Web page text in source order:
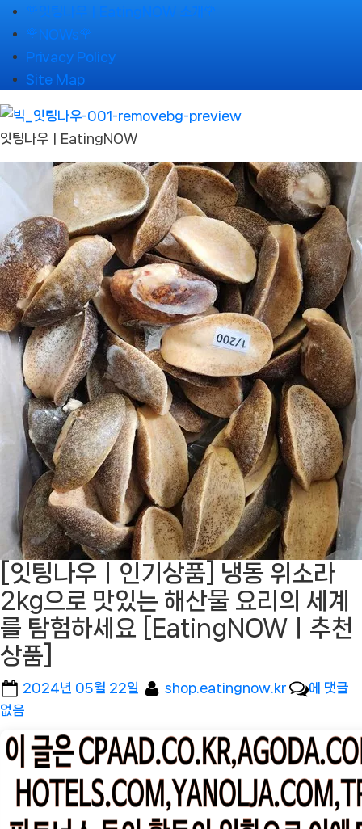
Skip
to
content
🌹잇팅나우ㅣEatingNOW 소개🌹
🌹NOWs🌹
Privacy Policy
Site Map
잇팅나우ㅣEatingNOW
[잇팅나우ㅣ인기상품] 냉동 위소라
2kg으로 맛있는 해산물 요리의 세계
를 탐험하세요 [EatingNOWㅣ추천
상품]
Posted
on
2024년 05월 22일 By
shop.eatingnow.kr
[잇
우
ㅣ
인
기
에 댓글
없음